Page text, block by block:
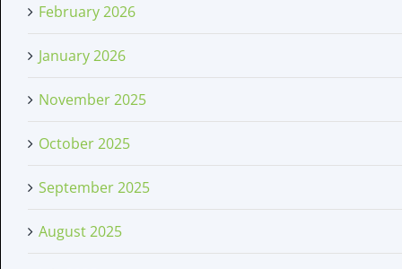
February 2026
January 2026
November 2025
October 2025
September 2025
August 2025